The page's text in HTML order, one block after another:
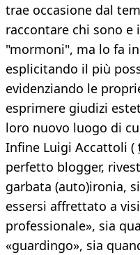
trae occasione dal
raccontare chi sono e
"mormoni", ma lo fa
esplicitando il più
evidenziando le
esprimere giudizi
loro nuovo luogo di
Infine Luigi Accattoli (
perfetto blogger,
garbata (auto)ironia,
essersi affrettato a
professionale», sia
«guardingo», sia